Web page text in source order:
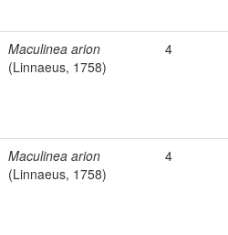
Maculinea arion
(Linnaeus, 1758)
4
Maculinea arion
(Linnaeus, 1758)
4